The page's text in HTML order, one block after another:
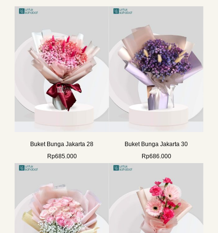
Buket Bunga Jakarta 28
Rp685.000
Buket Bunga Jakarta 30
Rp686.000